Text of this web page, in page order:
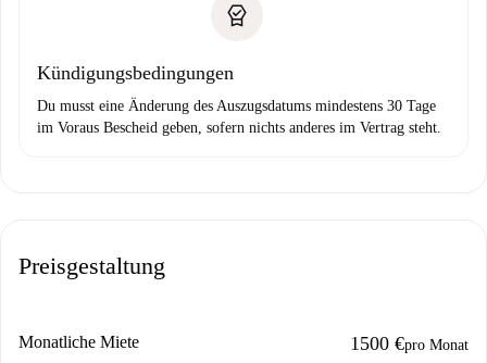
Kündigungsbedingungen
Du musst eine Änderung des Auszugsdatums mindestens 30 Tage
im Voraus Bescheid geben, sofern nichts anderes im Vertrag steht.
Preisgestaltung
Monatliche Miete 1500 €pro Monat